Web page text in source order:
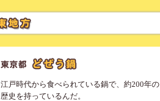
江戸時代から食べられている鍋で、約200年の
歴史を持っているんだ。